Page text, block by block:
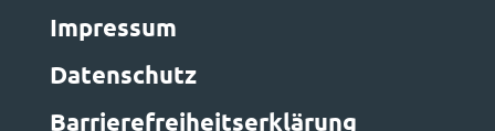
Impressum
Datenschutz
Barrierefreiheitserklärung